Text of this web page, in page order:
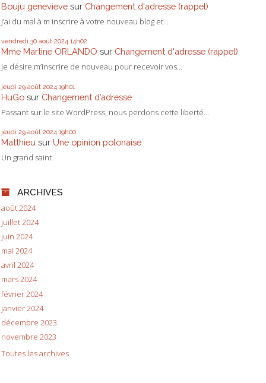
Bouju genevieve sur Changement d'adresse (rappel)
J’ai du mal à m inscrire à votre nouveau blog et...
vendredi 30 août 2024 14h02
Mme Martine ORLANDO sur Changement d'adresse (rappel)
Je désire m’inscrire de nouveau pour recevoir vos...
jeudi 29 août 2024 19h01
HuGo sur Changement d’adresse
Passant sur le site WordPress, nous perdons cette liberté...
jeudi 29 août 2024 19h00
Matthieu sur Une opinion polonaise
Un grand saint
ARCHIVES
août 2024
juillet 2024
juin 2024
mai 2024
avril 2024
mars 2024
février 2024
janvier 2024
décembre 2023
novembre 2023
Toutes les archives